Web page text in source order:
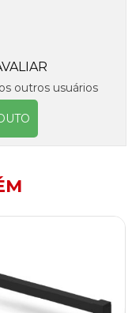
outros usuários